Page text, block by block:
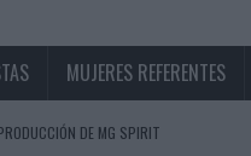
MUJERES REFERENTES
DE MG SPIRIT